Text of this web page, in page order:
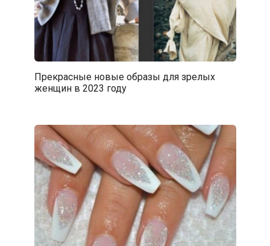
Прекрасные новые образы для зрелых
женщин в 2023 году